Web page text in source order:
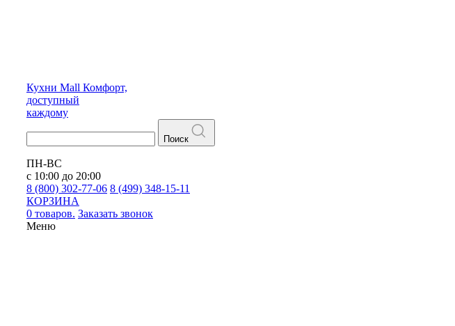
Кухни Mall Комфорт,
доступный
каждому
Поиск
ПН-ВС
с 10:00 до 20:00
8 (800) 302-77-06 8 (499) 348-15-11
КОРЗИНА
0 товаров. Заказать звонок
Меню